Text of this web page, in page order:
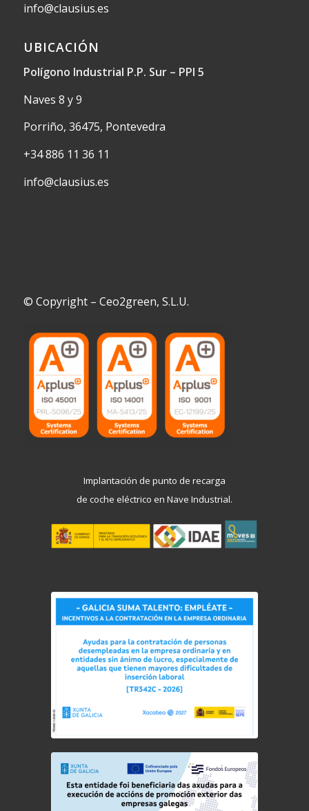
info@clausius.es
UBICACIÓN
Polígono Industrial P.P. Sur – PPI 5
Naves 8 y 9
Porriño, 36475, Pontevedra
+34 886 11 36 11
info@clausius.es
© Copyright – Ceo2green, S.L.U.
Implantación de punto de recarga
de coche eléctrico en Nave Industrial.